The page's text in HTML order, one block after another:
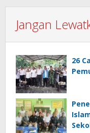
Jangan
26